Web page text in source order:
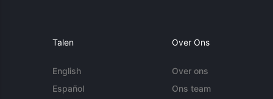
Talen
English
Español
Over Ons
Over ons
Ons team